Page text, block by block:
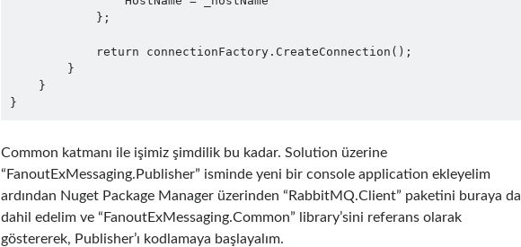
}
Common katmanı ile işimiz şimdilik bu kadar. Solution üzerine
“FanoutExMessaging.Publisher” isminde yeni bir console application ekleyelim
ardından Nuget Package Manager üzerinden “RabbitMQ.Client” paketini buraya da
dahil edelim ve “FanoutExMessaging.Common” library’sini referans olarak
göstererek, Publisher’ı kodlamaya başlayalım.